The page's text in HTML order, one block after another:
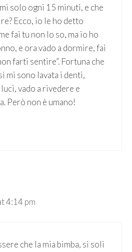
solo ogni 15 minuti, e che
Ecco, io le ho detto
fai tu non lo so, ma io ho
e ora vado a dormire, fai
farti sentire”. Fortuna che
mi sono lavata i denti,
vado a rivedere e
Però non è umano!
4:14 pm
che la mia bimba, si soli